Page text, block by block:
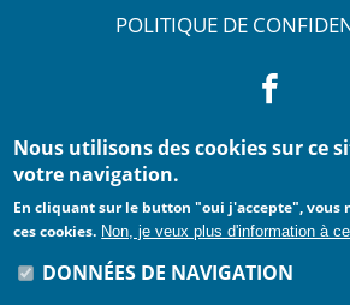
POLITIQUE DE
Nous utilisons des cookies sur ce
votre navigation.
En cliquant sur le button "oui j'accepte", vous
ces cookies. Non, je veux plus d'information à
DONNÉES DE NAVIGATION